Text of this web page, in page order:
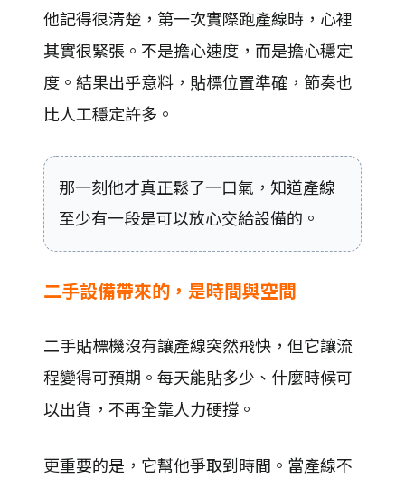
他記得很清楚，第一次實際跑產線時，心裡
其實很緊張。不是擔心速度，而是擔心穩定
度。結果出乎意料，貼標位置準確，節奏也
比人工穩定許多。
那一刻他才真正鬆了一口氣，知道產線
至少有一段是可以放心交給設備的。
二手設備帶來的，是時間與空間
二手貼標機沒有讓產線突然飛快，但它讓流
程變得可預期。每天能貼多少、什麼時候可
以出貨，不再全靠人力硬撐。
更重要的是，它幫他爭取到時間。當產線不